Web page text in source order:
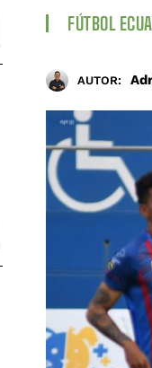
FÚTBOL
AUTOR: